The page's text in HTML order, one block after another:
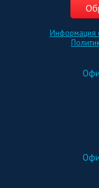
Информация